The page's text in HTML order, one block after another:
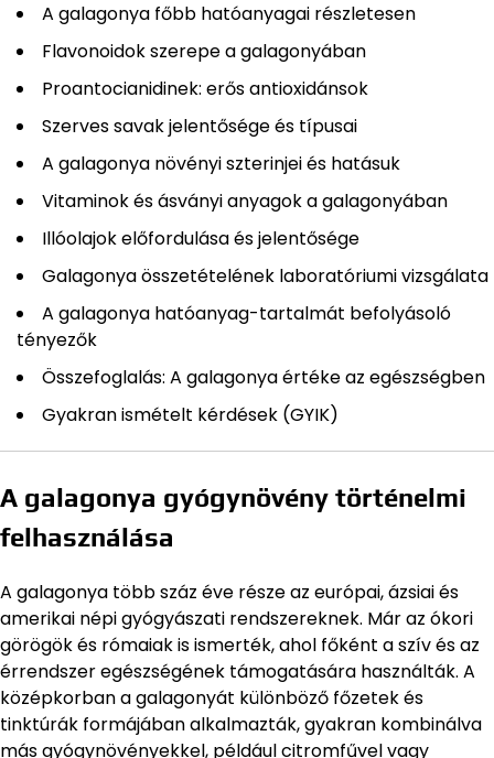
A galagonya főbb hatóanyagai részletesen
Flavonoidok szerepe a galagonyában
Proantocianidinek: erős antioxidánsok
Szerves savak jelentősége és típusai
A galagonya növényi szterinjei és hatásuk
Vitaminok és ásványi anyagok a galagonyában
Illóolajok előfordulása és jelentősége
Galagonya összetételének laboratóriumi vizsgálata
A galagonya hatóanyag-tartalmát befolyásoló
tényezők
Összefoglalás: A galagonya értéke az egészségben
Gyakran ismételt kérdések (GYIK)
A galagonya gyógynövény történelmi
felhasználása
A galagonya több száz éve része az európai, ázsiai és
amerikai népi gyógyászati rendszereknek. Már az ókori
görögök és rómaiak is ismerték, ahol főként a szív és az
érrendszer egészségének támogatására használták. A
középkorban a galagonyát különböző főzetek és
tinktúrák formájában alkalmazták, gyakran kombinálva
más gyógynövényekkel, például citromfűvel vagy